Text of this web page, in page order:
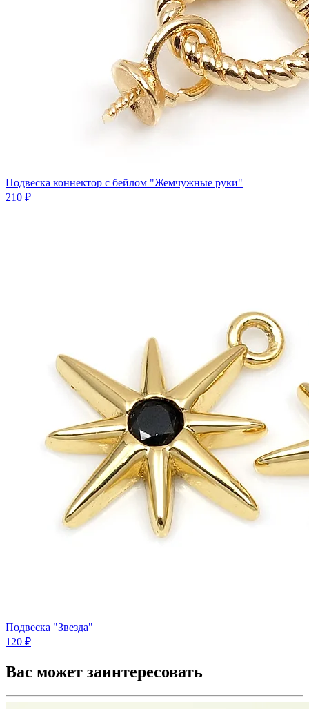
Подвеска коннектор c бейлом "Жемчужные руки"
210 ₽
Подвеска "Звезда"
120 ₽
Вас может заинтересовать